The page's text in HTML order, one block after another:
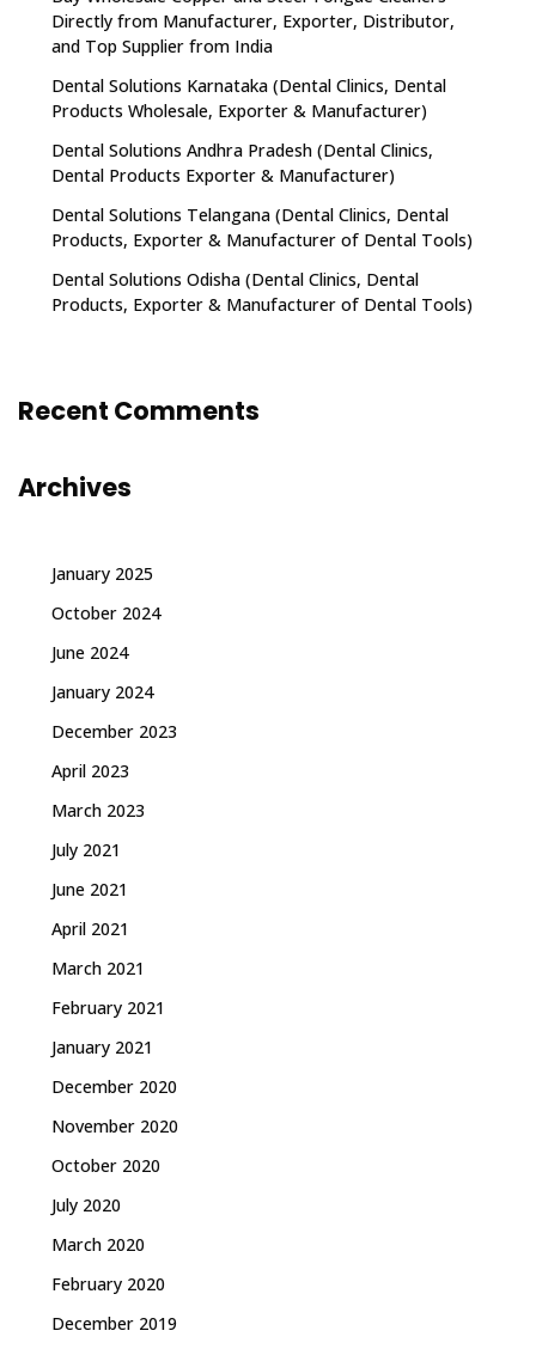
Directly from Manufacturer, Exporter, Distributor,
and Top Supplier from India
Dental Solutions Karnataka (Dental Clinics, Dental
Products Wholesale, Exporter & Manufacturer)
Dental Solutions Andhra Pradesh (Dental Clinics,
Dental Products Exporter & Manufacturer)
Dental Solutions Telangana (Dental Clinics, Dental
Products, Exporter & Manufacturer of Dental Tools)
Dental Solutions Odisha (Dental Clinics, Dental
Products, Exporter & Manufacturer of Dental Tools)
Recent Comments
Archives
January 2025
October 2024
June 2024
January 2024
December 2023
April 2023
March 2023
July 2021
June 2021
April 2021
March 2021
February 2021
January 2021
December 2020
November 2020
October 2020
July 2020
March 2020
February 2020
December 2019